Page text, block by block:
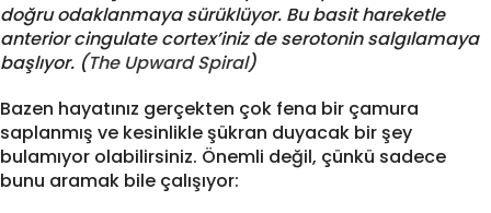
doğru odaklanmaya sürüklüyor. Bu basit hareketle
anterior cingulate cortex’iniz de serotonin salgılamaya
başlıyor. (The Upward Spiral)
Bazen hayatınız gerçekten çok fena bir çamura
saplanmış ve kesinlikle şükran duyacak bir şey
bulamıyor olabilirsiniz. Önemli değil, çünkü sadece
bunu aramak bile çalışıyor: